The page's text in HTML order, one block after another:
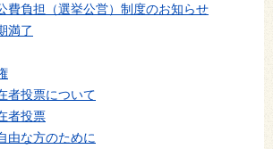
費負担（選挙公営）制度のお知らせ
満了
者投票について
者投票
由な方のために